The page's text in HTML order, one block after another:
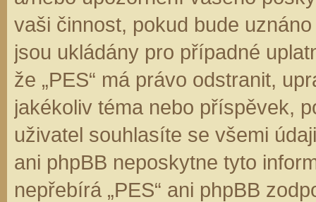
vaši činnost, pokud bude
jsou ukládány pro případné
že „PES“ má právo odstranit,
jakékoliv téma nebo příspěvek,
uživatel souhlasíte se všemi
ani phpBB neposkytne tyto
nepřebírá „PES“ ani phpBB